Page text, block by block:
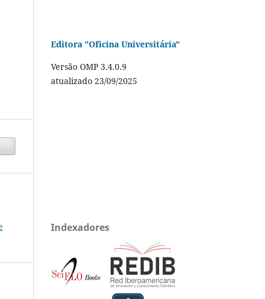
Editora "Oficina Universitária"
Versão OMP 3.4.0.9
atualizado 23/09/2025
Indexadores